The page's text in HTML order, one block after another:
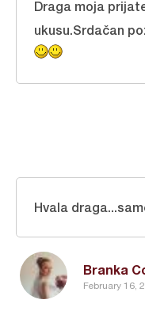
Draga moja
ukusu.Srdačan
Branka
February 16,
Hvala